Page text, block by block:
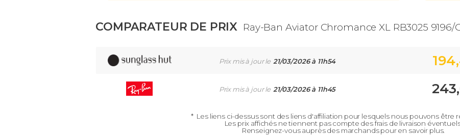
COMPARATEUR DE PRIX Ray-Ban Aviator Chromance XL RB3025 9196/
Prix mis à jour le 21/03/2026 à 11h54
Prix mis à jour le 21/03/2026 à 11h45
* Les liens ci-dessus sont des liens d'affiliation pour lesquels nous pouvons être
Les prix affichés ne tiennent pas compte des frais de livraison
Renseignez-vous auprès des marchands pour en savoir plus.